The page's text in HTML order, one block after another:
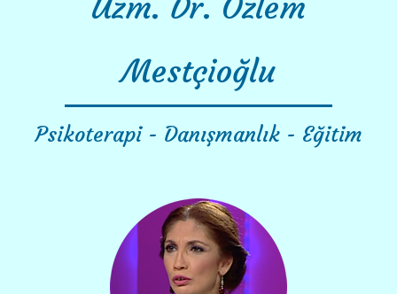
Mestçioğlu
Psikoterapi - Danışmanlık - Eğitim